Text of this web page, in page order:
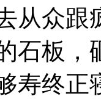
从众跟
石板，
寿终正